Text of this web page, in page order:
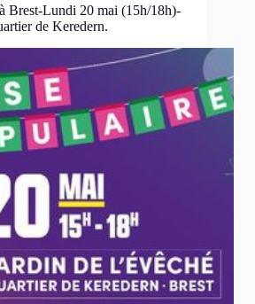
Brest-Lundi 20 mai (15h/18h)-
de Keredern.